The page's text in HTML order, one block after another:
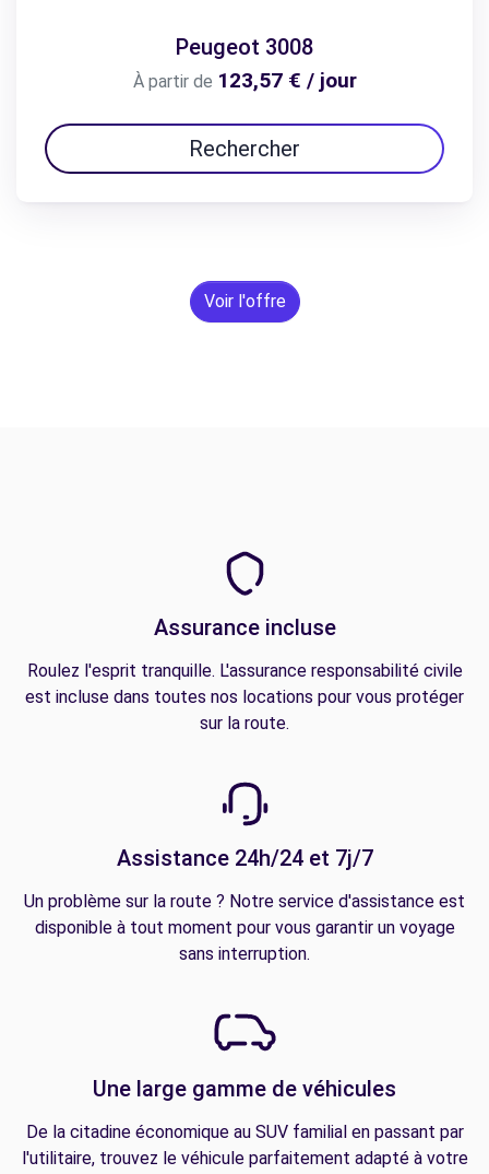
Peugeot 3008
À partir de 123,57 € / jour
Rechercher
Voir l'offre
Assurance incluse
Roulez l'esprit tranquille. L'assurance responsabilité civile
est incluse dans toutes nos locations pour vous protéger
sur la route.
Assistance 24h/24 et 7j/7
Un problème sur la route ? Notre service d'assistance est
disponible à tout moment pour vous garantir un voyage
sans interruption.
Une large gamme de véhicules
De la citadine économique au SUV familial en passant par
l'utilitaire, trouvez le véhicule parfaitement adapté à votre